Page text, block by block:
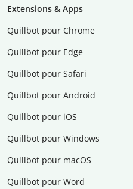
Extensions & Apps
Quillbot pour Chrome
Quillbot pour Edge
Quillbot pour Safari
Quillbot pour Android
Quillbot pour iOS
Quillbot pour Windows
Quillbot pour macOS
Quillbot pour Word